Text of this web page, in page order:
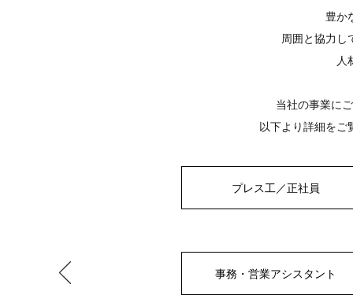
豊か
周囲と協力し
人
当社の事業に
以下より詳細をご
プレス工／正社員
事務・営業アシスタント